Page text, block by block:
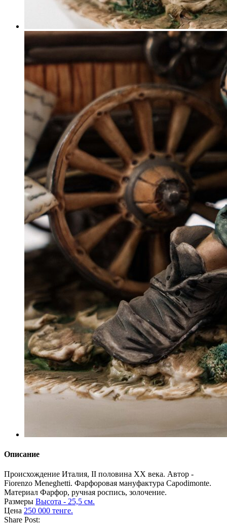
Описание
Происхождение Италия, II половина XX века. Автор -
Fiorenzo Meneghetti. Фарфоровая мануфактура Capodimonte.
Материал Фарфор, ручная роспись, золочение.
Размеры Высота - 25,5 см.
Цена 250 000 тенге.
Share Post: